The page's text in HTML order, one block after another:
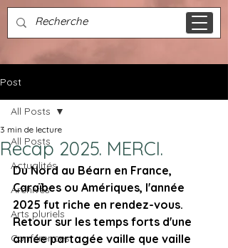
Post
All Posts
Actualités
Archives
Arts pluriels
Conférences
All Posts
Recap 2025. MERCI.
3 min de lecture
Du Nord au Béarn en France,
Caraïbes ou Amériques, l'année
2025 fut riche en rendez-vous.
Retour sur les temps forts d'une
année partagée vaille que vaille